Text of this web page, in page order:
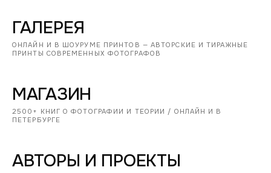
ГАЛЕРЕЯ
ОНЛАЙН И В ШОУРУМЕ ПРИНТОВ — АВТОРСКИЕ И ТИРАЖНЫЕ
ПРИНТЫ СОВРЕМЕННЫХ ФОТОГРАФОВ
МАГАЗИН
2500+ КНИГ О ФОТОГРАФИИ И ТЕОРИИ / ОНЛАЙН И В
ПЕТЕРБУРГЕ
АВТОРЫ И ПРОЕКТЫ